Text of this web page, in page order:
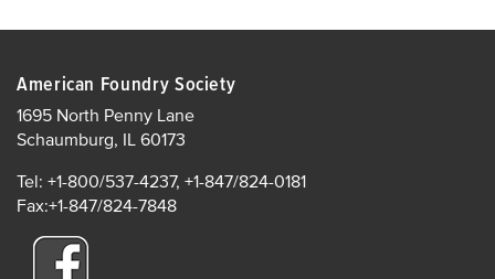
American Foundry Society
1695 North Penny Lane
Schaumburg, IL 60173
Tel: +1-800/537-4237, +1-847/824-0181
Fax:+1-847/824-7848